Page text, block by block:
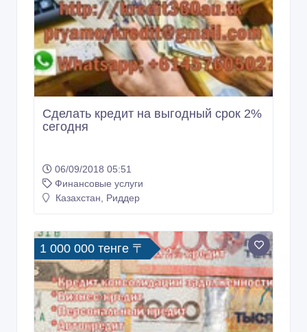
Сделать кредит на выгодный срок 2%
сегодня
06/09/2018 05:51
Финансовые услуги
Казахстан, Риддер
1 000 000 тенге 〒